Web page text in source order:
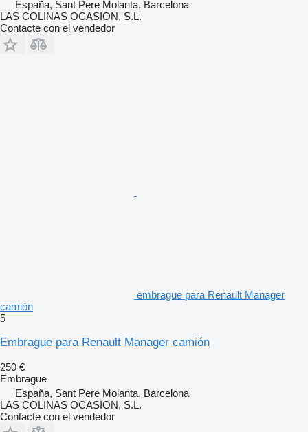
España, Sant Pere Molanta, Barcelona
LAS COLINAS OCASION, S.L.
Contacte con el vendedor
embrague para Renault Manager
camión
5
Embrague para Renault Manager camión
250 €
Embrague
España, Sant Pere Molanta, Barcelona
LAS COLINAS OCASION, S.L.
Contacte con el vendedor